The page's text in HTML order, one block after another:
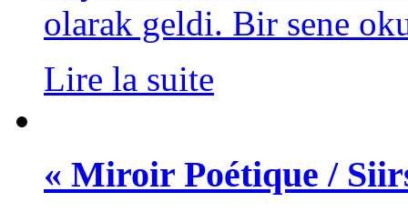
olarak geldi. Bir sene
Lire la suite
« Miroir Poétique /